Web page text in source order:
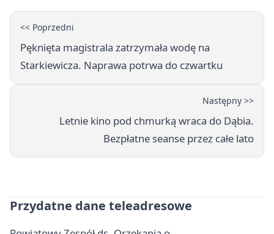
<< Poprzedni
Pęknięta magistrala zatrzymała wodę na
Starkiewicza. Naprawa potrwa do czwartku
Następny >>
Letnie kino pod chmurką wraca do Dąbia.
Bezpłatne seanse przez całe lato
Przydatne dane teleadresowe